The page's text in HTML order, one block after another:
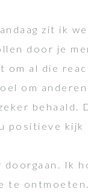
zit ik
door je
om al die
om
behaald.
positieve kijk
Ik
te ontmoeten.